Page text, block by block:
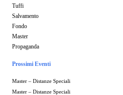
Tuffi
Salvamento
Fondo
Master
Propaganda
Prossimi Eventi
Master – Distanze Speciali
Master – Distanze Speciali